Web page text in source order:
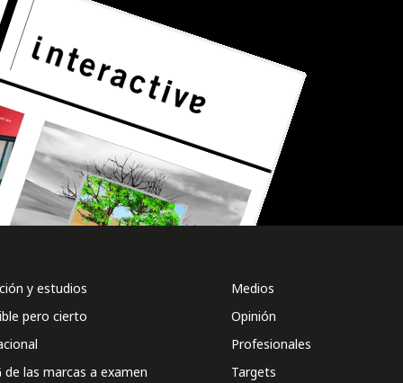
y estudios
pero cierto
de las marcas a examen
Medios
Opinión
Profesionales
Targets